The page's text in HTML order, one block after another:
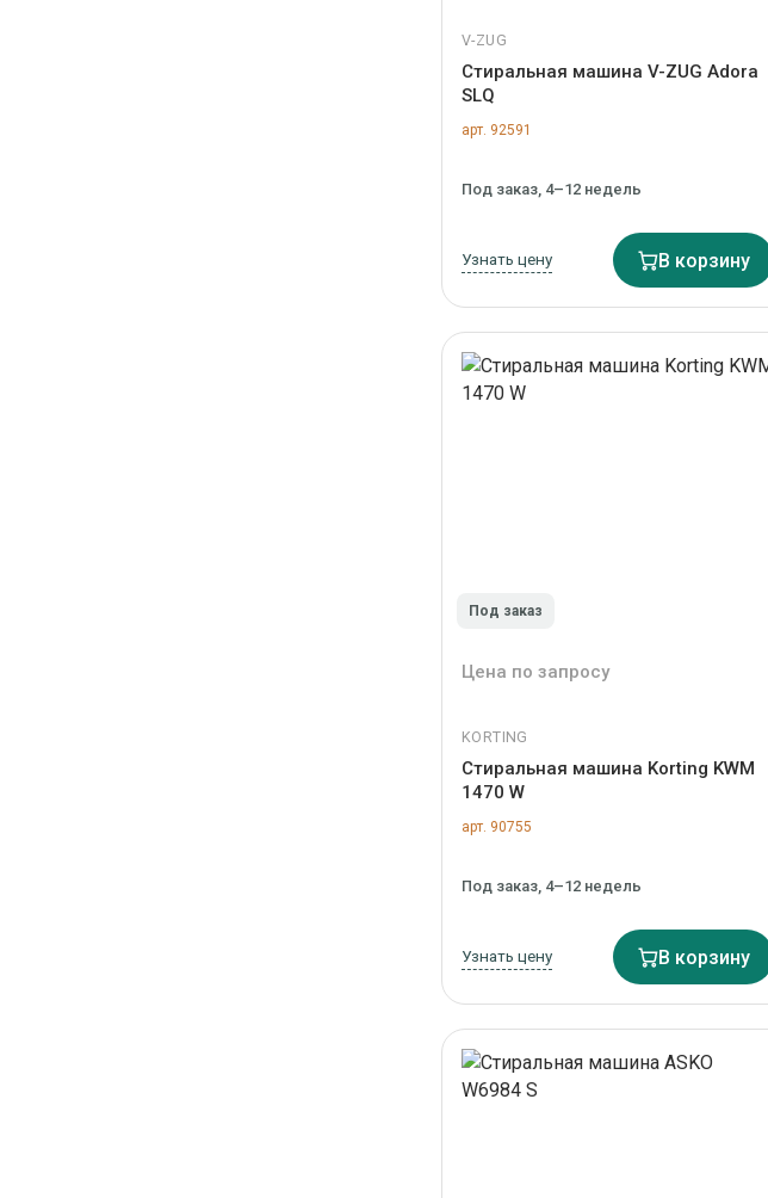
V-ZUG
Стиральная машина V-ZUG Adora
SLQ
арт. 92591
Под заказ, 4–12 недель
Узнать цену В корзину
Под заказ
Цена по запросу
KORTING
Стиральная машина Korting KWM
1470 W
арт. 90755
Под заказ, 4–12 недель
Узнать цену В корзину